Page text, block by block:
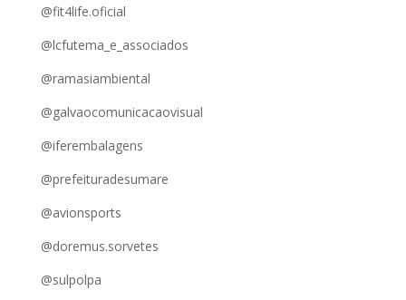
@fit4life.oficial
@lcfutema_e_associados
@ramasiambiental
@galvaocomunicacaovisual
@iferembalagens
@prefeituradesumare
@avionsports
@doremus.sorvetes
@sulpolpa